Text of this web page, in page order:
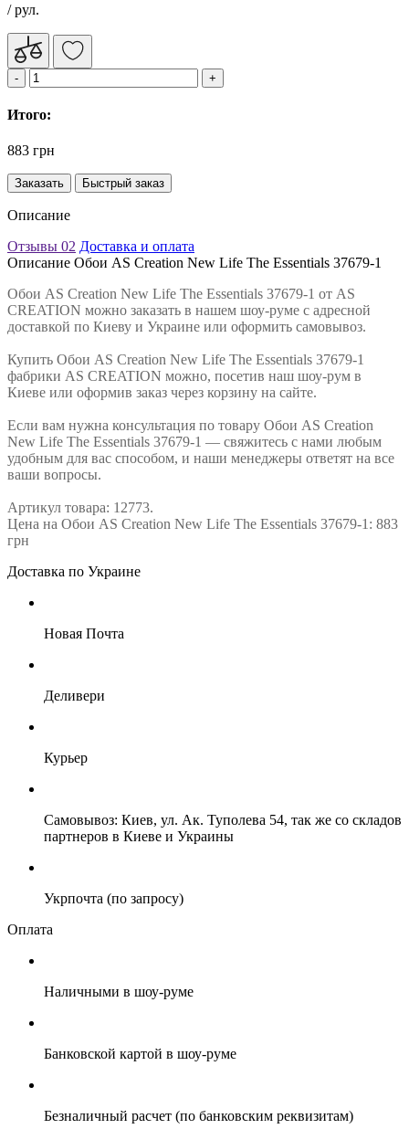
/ рул.
Итого:
883 грн
Заказать Быстрый заказ
Описание
Отзывы 02 Доставка и оплата
Описание Обои AS Creation New Life The Essentials 37679-1
Обои AS Creation New Life The Essentials 37679-1 от AS
CREATION можно заказать в нашем шоу-руме с адресной
доставкой по Киеву и Украине или оформить самовывоз.
Купить Обои AS Creation New Life The Essentials 37679-1
фабрики AS CREATION можно, посетив наш шоу-рум в
Киеве или оформив заказ через корзину на сайте.
Если вам нужна консультация по товару Обои AS Creation
New Life The Essentials 37679-1 — свяжитесь с нами любым
удобным для вас способом, и наши менеджеры ответят на все
ваши вопросы.
Артикул товара: 12773.
Цена на Обои AS Creation New Life The Essentials 37679-1: 883
грн
Доставка по Украине
Новая Почта
Деливери
Курьер
Самовывоз: Киев, ул. Ак. Туполева 54, так же со складов
партнеров в Киеве и Украины
Укрпочта (по запросу)
Оплата
Наличными в шоу-руме
Банковской картой в шоу-руме
Безналичный расчет (по банковским реквизитам)